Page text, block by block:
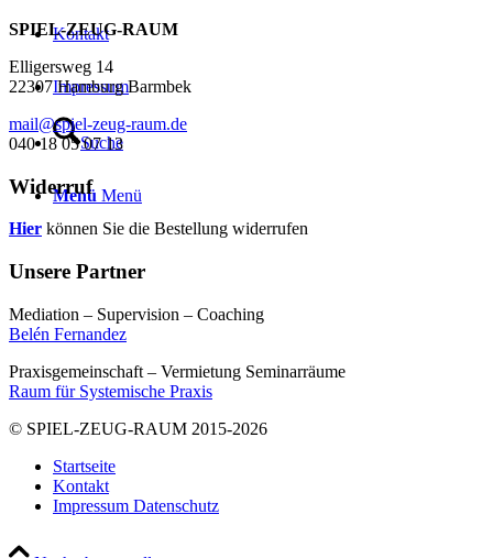
Kontakt
Impressum
Suche
Menü Menü
SPIEL-ZEUG-RAUM
Elligersweg 14
22307 Hamburg Barmbek
mail@spiel-zeug-raum.de
040 18 05 07 13
Widerruf
Hier können Sie die Bestellung widerrufen
Unsere Partner
Mediation – Supervision – Coaching
Belén Fernandez
Praxisgemeinschaft – Vermietung Seminarräume
Raum für Systemische Praxis
© SPIEL-ZEUG-RAUM 2015-2026
Startseite
Kontakt
Impressum Datenschutz